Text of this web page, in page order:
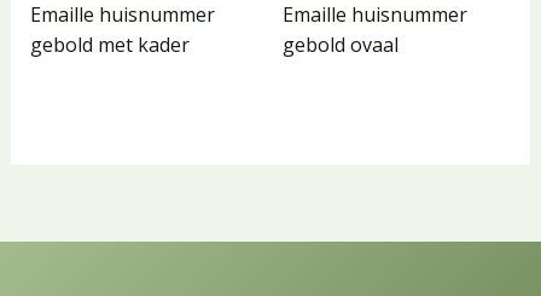
Emaille huisnummer
gebold met kader
Emaille huisnummer
gebold ovaal